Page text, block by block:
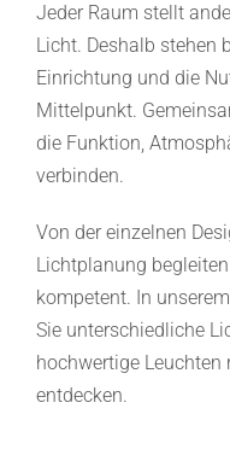
Jeder Raum stellt
Licht. Deshalb stehen
Einrichtung und die
Mittelpunkt.
die Funktion,
verbinden.
Von der einzelnen
Lichtplanung
kompetent. In
Sie unterschiedliche
hochwertige Leuchten
entdecken.